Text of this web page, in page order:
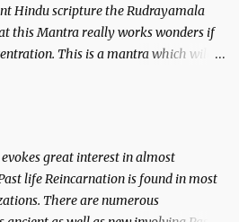
Hindu scripture the Rudrayamala
this Mantra really works wonders if
This is a mantra which will
great interest in almost
life Reincarnation is found in most
There are numerous